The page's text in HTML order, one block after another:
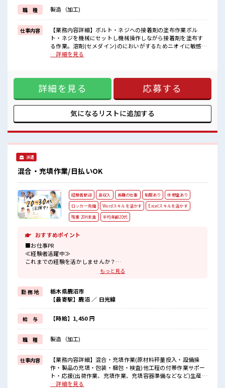
≪未経験の方も大カンゲイ≫
新しいことにチャレンジするのは不安だけど、
しっかり働く環境が整っています！
イチからスキルUP・ステップUP目指していきましょう！
■職場の雰囲気
髪型にこだわりのあるアナタは必見！
時間があれば昼寝もしちゃおう！
ロッカーあり！
安心してお仕事に集中♪
職 種 製造（加工)
仕事内容
【業務内容詳細】ボルト・ネジへの接着剤の塗布作業ボル
ト・ネジを機械にセットし機械操作しながら接着剤を塗布す
る作業。溶剤(セメダイン)のにおいがするためニオイに敏感だ
と難しい。【取扱製品情報】ボルト、ネジ ■お仕事PR ≪無理
ライベート満喫！ ≪モチベーションもUP≫ 派手過ぎなければ
髪型や髪色自由♪ (規定有)≪動きやすい制服アリ≫ 制服があ
るので、 毎日の服装の悩み解消♪ ≪未経験の方も大カンゲイ
≫ 新しいことにチャレンジするのは不安だけど、 しっかり働
く環境が整っています！ イチからスキルUP・ステップUP目
指していきましょう！ ■職場の雰囲気 髪型にこだわりのある
間があれば昼寝もしちゃおう！ ロッカーあり！ 安心してお仕
事に集中♪
…詳細を見る
詳細を見る 応募する
気になるリストに追加する
派遣
混合・充填作業/日払いOK
経験者歓迎 高収入 長期の仕事 制服あり
休憩室あり
ロッカー完備
Wordスキルを活かす
Excelスキルを活かす
残業 20H未満
平均年齢20代
おすすめポイント
■お仕事PR
≪経験者活躍中≫
これまでの経験を活かしませんか？
≪適度な残業でお給料UP≫
残業は月20時間未満で、
ほどよく稼げます♪
≪機能的な制服アリ≫
制服があるので、
毎日の服装の悩み解消♪
≪自分に向いている仕事が探せる≫
困った事などがあれば、
担当がしっかりサポートします！
■職場の雰囲気
≪20代の方が多数活躍中の職場≫
休憩室完備でランチや休憩も充実しそう♪
もっと見る
勤 務 地
栃木県鹿沼市
【最寄駅】鹿沼 ／ 日光線
給 与 【時給】1,450 円
職 種 製造（加工)
仕事内容
【業務内容詳細】混合・充填作業(原材料秤量投入・設備操
作・製品の充填・包装・梱包・検査)他工程の付帯作業サポー
ト・応援(出荷作業、充填作業、充填容器準備などなど)生産で
使用する設備・治工具類の洗浄作業【取扱製品詳細】電子部
…詳細を見る